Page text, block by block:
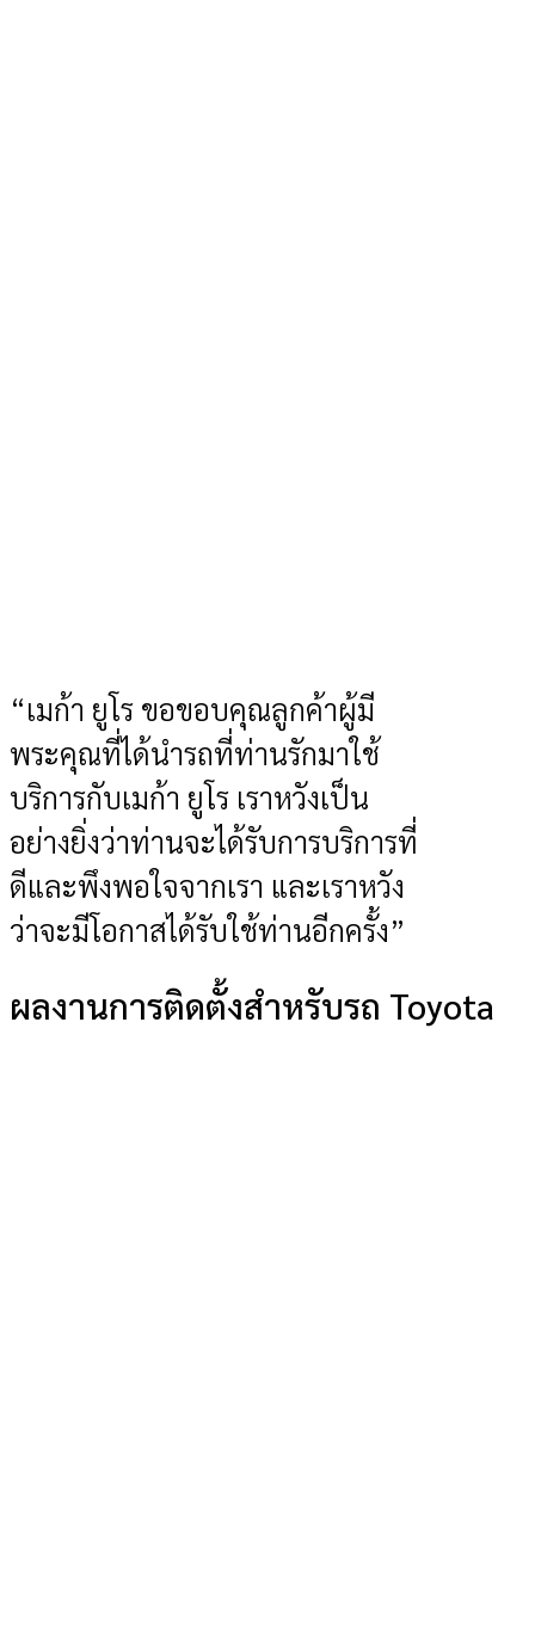
“เมก้า ยูโร ขอขอบคุณลูกค้าผู้มี
พระคุณที่ได้นำรถที่ท่านรักมาใช้
บริการกับเมก้า ยูโร เราหวังเป็น
อย่างยิ่งว่าท่านจะได้รับการบริการที่
ดีและพึงพอใจจากเรา และเราหวัง
ว่าจะมีโอกาสได้รับใช้ท่านอีกครั้ง”
ผลงานการติดตั้งสำหรับรถ Toyota